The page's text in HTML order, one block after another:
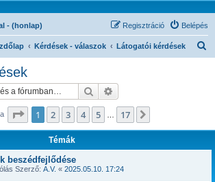
- (honlap) Belépés
Regisztráció
Kérdések - válaszok Látogatói kérdések
Keresés
Oldal:1 17
1 2 3 4 5 17
Témák
beszédfejlődése
Szerző: A.V. « 2025.05.10. 17:24